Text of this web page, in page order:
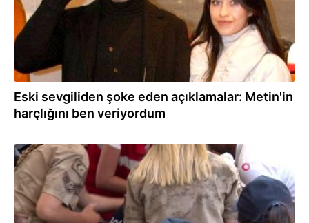
Eski sevgiliden şoke eden açıklamalar: Metin'in
harçlığını ben veriyordum
27.07.2019